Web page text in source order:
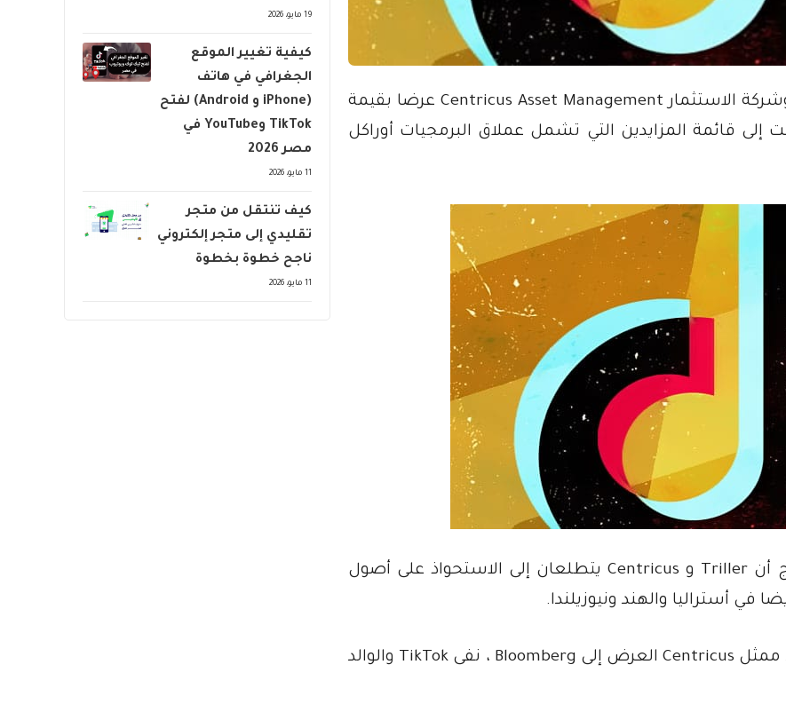
قدمت شركة Triller المنافسة لشركة TikTok وشركة الاستثمار Centricus Asset Management عرضا بقيمة
إلى قائمة المزايدين التي تشمل عملاق البرمجيات أوراكل
بلومبرج أن Triller و Centricus يتطلعان إلى الاستحواذ على أصول
لا تزال شرعية التقرير موضع تساؤل ، فبينما أكد ممثل Centricus العرض إلى Bloomberg ، نفى TikTok والوالد
19 مايو، 2026
كيفية تغيير الموقع
الجغرافي في هاتف
(iPhone و Android) لفتح
TikTok وYouTube في
مصر 2026
11 مايو، 2026
كيف تنتقل من متجر
تقليدي إلى متجر إلكتروني
ناجح خطوة بخطوة
11 مايو، 2026